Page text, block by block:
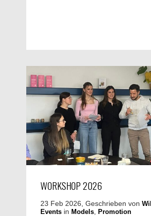
WORKSHOP 2026
23 Feb 2026, Geschrieben von
Events in Models Promotion